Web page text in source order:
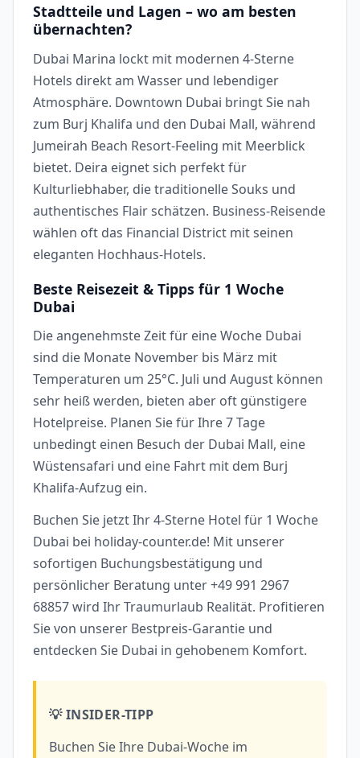
Stadtteile und Lagen – wo am besten
übernachten?
Dubai Marina lockt mit modernen 4-Sterne
Hotels direkt am Wasser und lebendiger
Atmosphäre. Downtown Dubai bringt Sie nah
zum Burj Khalifa und den Dubai Mall, während
Jumeirah Beach Resort-Feeling mit Meerblick
bietet. Deira eignet sich perfekt für
Kulturliebhaber, die traditionelle Souks und
authentisches Flair schätzen. Business-Reisende
wählen oft das Financial District mit seinen
eleganten Hochhaus-Hotels.
Beste Reisezeit & Tipps für 1 Woche
Dubai
Die angenehmste Zeit für eine Woche Dubai
sind die Monate November bis März mit
Temperaturen um 25°C. Juli und August können
sehr heiß werden, bieten aber oft günstigere
Hotelpreise. Planen Sie für Ihre 7 Tage
unbedingt einen Besuch der Dubai Mall, eine
Wüstensafari und eine Fahrt mit dem Burj
Khalifa-Aufzug ein.
Buchen Sie jetzt Ihr 4-Sterne Hotel für 1 Woche
Dubai bei holiday-counter.de! Mit unserer
sofortigen Buchungsbestätigung und
persönlicher Beratung unter +49 991 2967
68857 wird Ihr Traumurlaub Realität. Profitieren
Sie von unserer Bestpreis-Garantie und
entdecken Sie Dubai in gehobenem Komfort.
💡 INSIDER-TIPP
Buchen Sie Ihre Dubai-Woche im